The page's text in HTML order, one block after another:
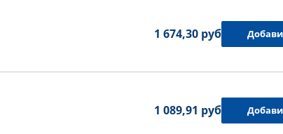
1 674,30 руб.
1 089,91 руб.